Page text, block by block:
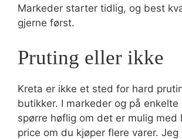
Markeder starter tidlig, og best
gjerne først.
Pruting eller ikke
Kreta er ikke et sted for hard
butikker. I markeder og på
spørre høflig om det er mulig
price om du kjøper flere varer. Jeg